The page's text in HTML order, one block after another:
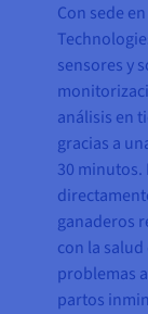
Con sede
sensores y
análisis en
gracias a
30 minutos.
ganaderos
con la
problemas
partos